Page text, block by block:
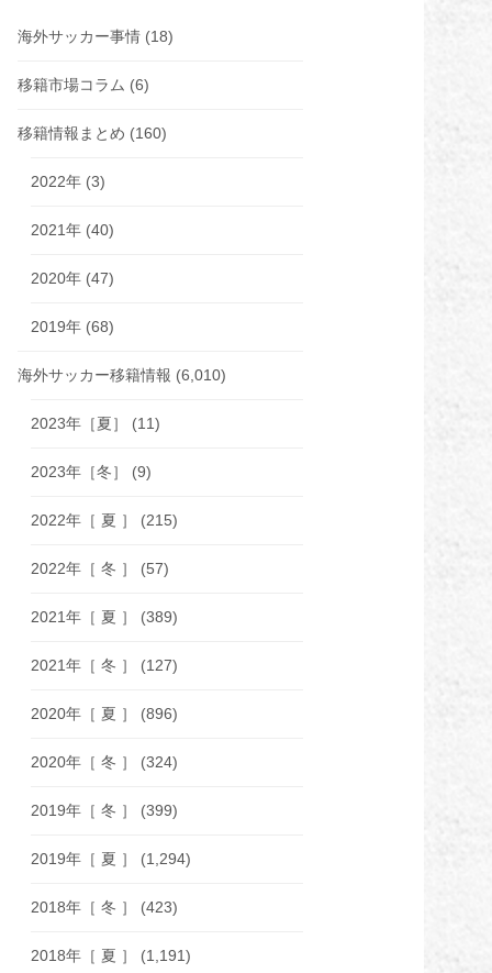
海外サッカー事情 (18)
移籍市場コラム (6)
移籍情報まとめ (160)
2022年 (3)
2021年 (40)
2020年 (47)
2019年 (68)
海外サッカー移籍情報 (6,010)
2023年［夏］ (11)
2023年［冬］ (9)
2022年［ 夏 ］ (215)
2022年［ 冬 ］ (57)
2021年［ 夏 ］ (389)
2021年［ 冬 ］ (127)
2020年［ 夏 ］ (896)
2020年［ 冬 ］ (324)
2019年［ 冬 ］ (399)
2019年［ 夏 ］ (1,294)
2018年［ 冬 ］ (423)
2018年［ 夏 ］ (1,191)